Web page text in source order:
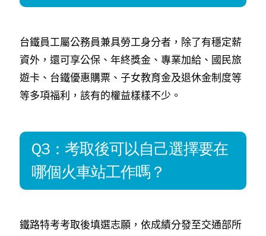
台鐵員工屬公務員兼具勞工身分者，除了有穩定薪
資外，還可享公保、年終獎金、專業加給、國民旅
遊卡、台鐵優惠購票、子女教育金及退休金制度等
等多項福利，該有的權益樣樣不少。
Q3：考取後可以自己選擇要在
哪個火車站工作嗎？
鐵路特考考取後填選志願，依成績分發至交通部所